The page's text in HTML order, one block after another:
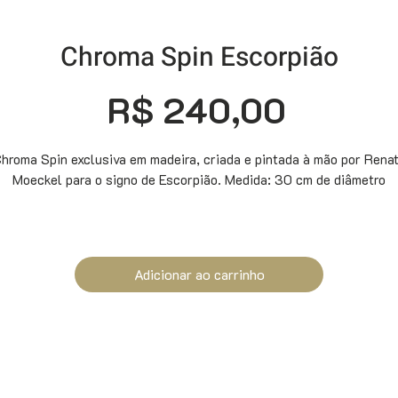
Chroma Spin Escorpião
R$ 240,00
Spin exclusiva em madeira, criada e pintada à mão por
Moeckel para o signo de Escorpião. Medida: 30 cm de diâmetro
Adicionar ao carrinho